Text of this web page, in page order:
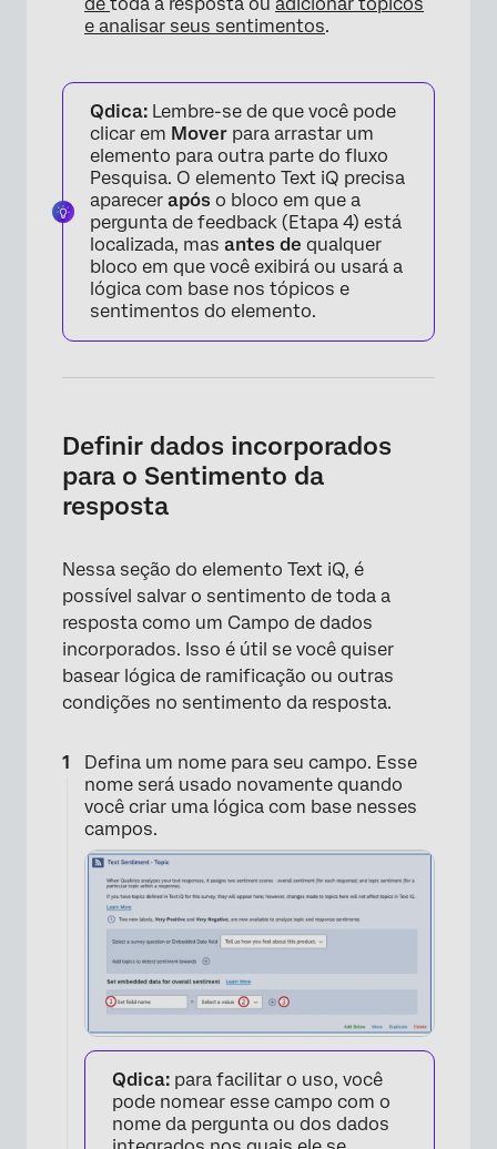
×
×
de toda a resposta ou adicionar tópicos
e analisar seus sentimentos.
Qdica: Lembre-se de que você pode
clicar em Mover para arrastar um
elemento para outra parte do fluxo
Pesquisa. O elemento Text iQ precisa
aparecer após o bloco em que a
pergunta de feedback (Etapa 4) está
localizada, mas antes de qualquer
bloco em que você exibirá ou usará a
lógica com base nos tópicos e
sentimentos do elemento.
Definir dados incorporados
para o Sentimento da
resposta
Nessa seção do elemento Text iQ, é
possível salvar o sentimento de toda a
resposta como um Campo de dados
incorporados. Isso é útil se você quiser
basear lógica de ramificação ou outras
condições no sentimento da resposta.
Defina um nome para seu campo. Esse
nome será usado novamente quando
você criar uma lógica com base nesses
campos.
Qdica: para facilitar o uso, você
pode nomear esse campo com o
nome da pergunta ou dos dados